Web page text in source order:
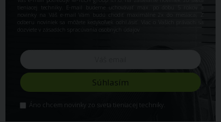
tieniacej techniky. E-mail budeme uchovávať max. po dobu 5 rokov a
novinky na Váš e-mail Vám budú chodiť maximálne 2x do mesiaca. Z
odberu noviniek sa môžete kedykoľvek odhl.ásiť. Viac o Vašich právach sa
dozviete v
zásadách spracúvania osobných údajov
Áno chcem novinky zo sveta tieniacej techniky.